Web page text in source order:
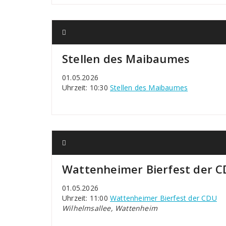
Stellen des Maibaumes
01.05.2026
Uhrzeit: 10:30 Stellen des Maibaumes
Wattenheimer Bierfest der
01.05.2026
Uhrzeit: 11:00 Wattenheimer Bierfest der CDU
Wilhelmsallee, Wattenheim